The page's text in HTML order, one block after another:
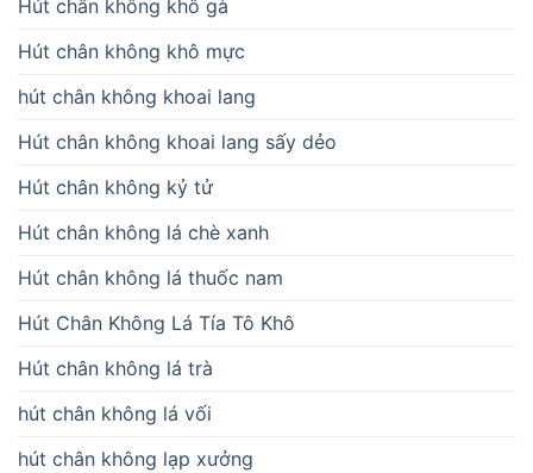
Hút chân không khô gà
Hút chân không khô mực
hút chân không khoai lang
Hút chân không khoai lang sấy dẻo
Hút chân không kỷ tử
Hút chân không lá chè xanh
Hút chân không lá thuốc nam
Hút Chân Không Lá Tía Tô Khô
Hút chân không lá trà
hút chân không lá vối
hút chân không lạp xưởng